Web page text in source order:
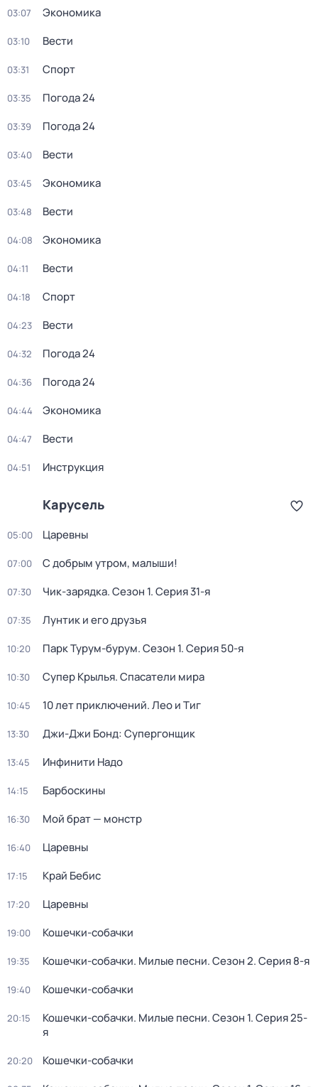
03:07 Экономика
03:10 Вести
03:31 Спорт
03:35 Погода 24
03:39 Погода 24
03:40 Вести
03:45 Экономика
03:48 Вести
04:08 Экономика
04:11 Вести
04:18 Спорт
04:23 Вести
04:32 Погода 24
04:36 Погода 24
04:44 Экономика
04:47 Вести
04:51 Инструкция
Карусель
05:00 Царевны
07:00 С добрым утром, малыши!
07:30 Чик-зарядка. Сезон 1. Серия 31-я
07:35 Лунтик и его друзья
10:20 Парк Турум-бурум. Сезон 1. Серия 50-я
10:30 Супер Крылья. Спасатели мира
10:45 10 лет приключений. Лео и Тиг
13:30 Джи-Джи Бонд: Супергонщик
13:45 Инфинити Надо
14:15 Барбоскины
16:30 Мой брат — монстр
16:40 Царевны
17:15 Край Бебис
17:20 Царевны
19:00 Кошечки-собачки
19:35 Кошечки-собачки. Милые песни. Сезон 2. Серия 8-я
19:40 Кошечки-собачки
20:15 Кошечки-собачки. Милые песни. Сезон 1. Серия 25-
я
20:20 Кошечки-собачки